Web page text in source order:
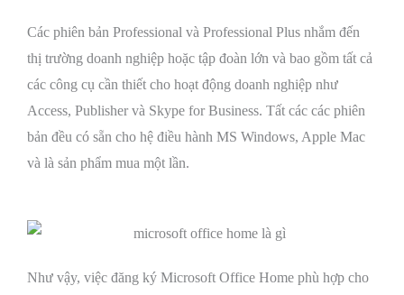
Các phiên bản Professional và Professional Plus nhắm đến
thị trường doanh nghiệp hoặc tập đoàn lớn và bao gồm tất cả
các công cụ cần thiết cho hoạt động doanh nghiệp như
Access, Publisher và Skype for Business. Tất các các phiên
bản đều có sẵn cho hệ điều hành MS Windows, Apple Mac
và là sản phẩm mua một lần.
Như vậy, việc đăng ký Microsoft Office Home phù hợp cho